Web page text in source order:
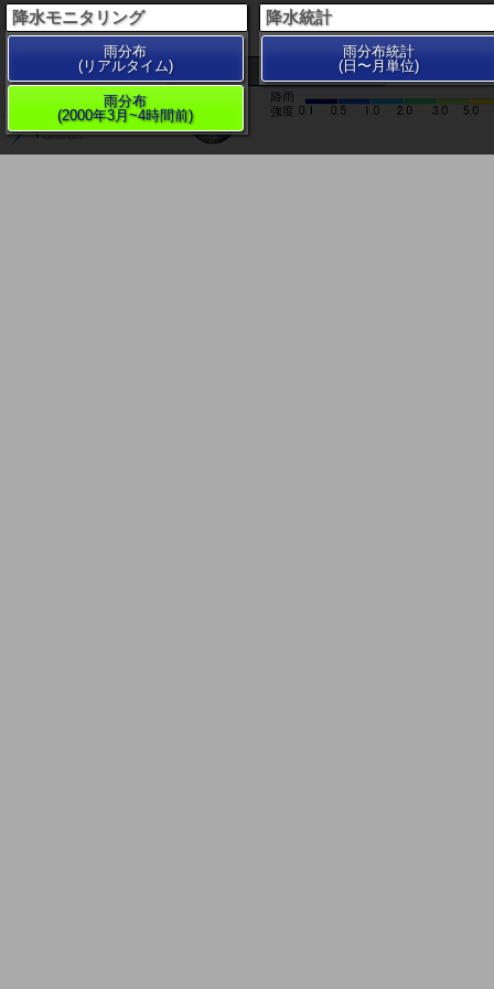
200 km
降水モニタリング
雨分布
(リアルタイム)
雨分布
(2000年3月~4時間前)
降水統計
雨分布統計
(日〜月単位)